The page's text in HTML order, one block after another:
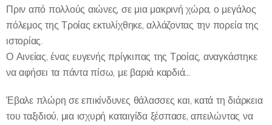
Πριν από πολλούς αιώνες, σε μια μακρινή χώρα, ο μεγάλος
πόλεμος της Τροίας εκτυλίχθηκε, αλλάζοντας την πορεία της
ιστορίας.
Ο Αινείας, ένας ευγενής πρίγκιπας της Τροίας, αναγκάστηκε
να αφήσει τα πάντα πίσω, με βαριά καρδιά…
Έβαλε πλώρη σε επικίνδυνες θάλασσες και, κατά τη διάρκεια
του ταξιδιού, μια ισχυρή καταιγίδα ξέσπασε, απειλώντας να